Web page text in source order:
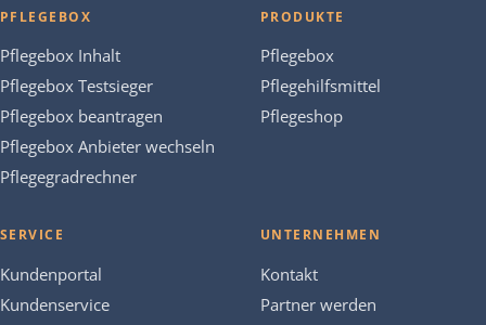
PFLEGEBOX
Pflegebox Inhalt
Pflegebox Testsieger
Pflegebox beantragen
Pflegebox Anbieter wechseln
Pflegegradrechner
PRODUKTE
Pflegebox
Pflegehilfsmittel
Pflegeshop
SERVICE
Kundenportal
Kundenservice
UNTERNEHMEN
Kontakt
Partner werden